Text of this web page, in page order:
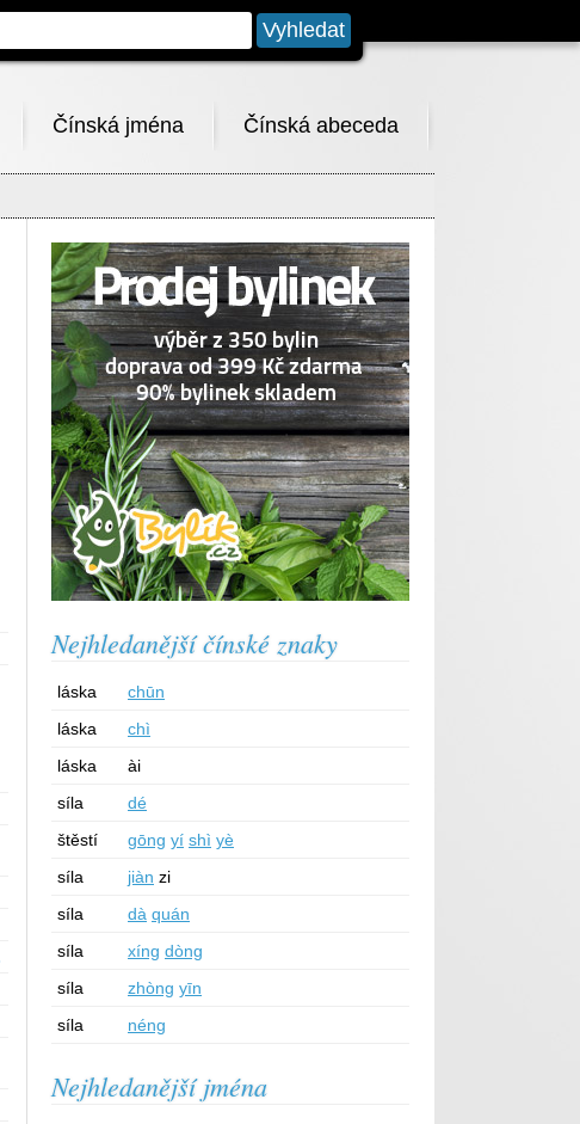
Čínská jména Čínská abeceda
Nejhledanější čínské znaky
láska
chūn
láska
chì
láska
ài
síla
dé
štěstí
gōng yí shì yè
síla
jiàn zi
síla
dà quán
síla
xíng dòng
síla
zhòng yīn
síla
néng
Nejhledanější jména